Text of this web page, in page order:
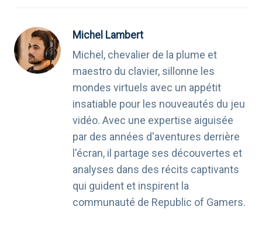
Michel Lambert
Michel, chevalier de la plume et
maestro du clavier, sillonne les
mondes virtuels avec un appétit
insatiable pour les nouveautés du jeu
vidéo. Avec une expertise aiguisée
par des années d'aventures derrière
l'écran, il partage ses découvertes et
analyses dans des récits captivants
qui guident et inspirent la
communauté de Republic of Gamers.